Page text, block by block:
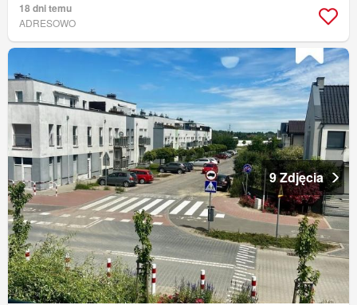
18 dni temu
ADRESOWO
9 Zdjęcia